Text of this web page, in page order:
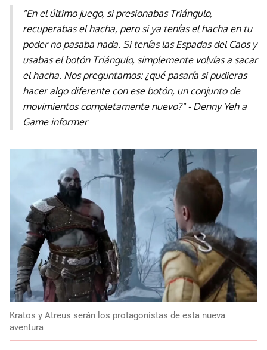
"En el último juego, si presionabas Triángulo,
recuperabas el hacha, pero si ya tenías el hacha en tu
poder no pasaba nada. Si tenías las Espadas del Caos y
usabas el botón Triángulo, simplemente volvías a sacar
el hacha. Nos preguntamos: ¿qué pasaría si pudieras
hacer algo diferente con ese botón, un conjunto de
movimientos completamente nuevo?" - Denny Yeh a
Game informer
Kratos y Atreus serán los protagonistas de esta nueva
aventura